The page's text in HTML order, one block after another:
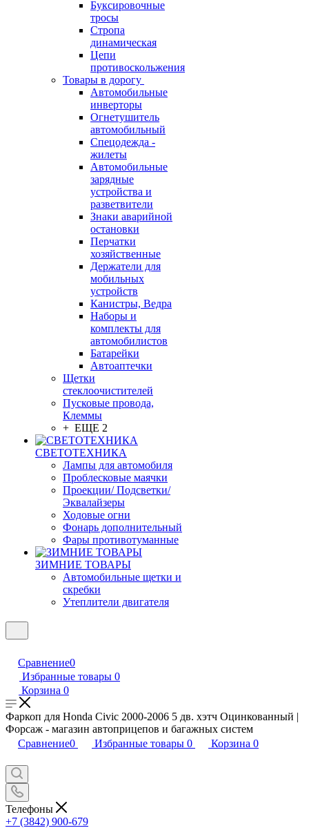
Буксировочные
тросы
Стропа
динамическая
Цепи
противоскольжения
Товары в дорогу
Автомобильные
инверторы
Огнетушитель
автомобильный
Спецодежда -
жилеты
Автомобильные
зарядные
устройства и
разветвители
Знаки аварийной
остановки
Перчатки
хозяйственные
Держатели для
мобильных
устройств
Канистры, Ведра
Наборы и
комплекты для
автомобилистов
Батарейки
Автоаптечки
Щетки
стеклоочистителей
Пусковые провода,
Клеммы
+ ЕЩЕ 2
СВЕТОТЕХНИКА
Лампы для автомобиля
Проблесковые маячки
Проекции/ Подсветки/
Эквалайзеры
Ходовые огни
Фонарь дополнительный
Фары противотуманные
ЗИМНИЕ ТОВАРЫ
Автомобильные щетки и
скребки
Утеплители двигателя
Сравнение0
Избранные товары 0
Корзина 0
Фаркоп для Honda Civic 2000-2006 5 дв. хэтч Оцинкованный |
Форсаж - магазин автоприцепов и багажных систем
Сравнение0 Избранные товары 0 Корзина 0
Телефоны
+7 (3842) 900-679